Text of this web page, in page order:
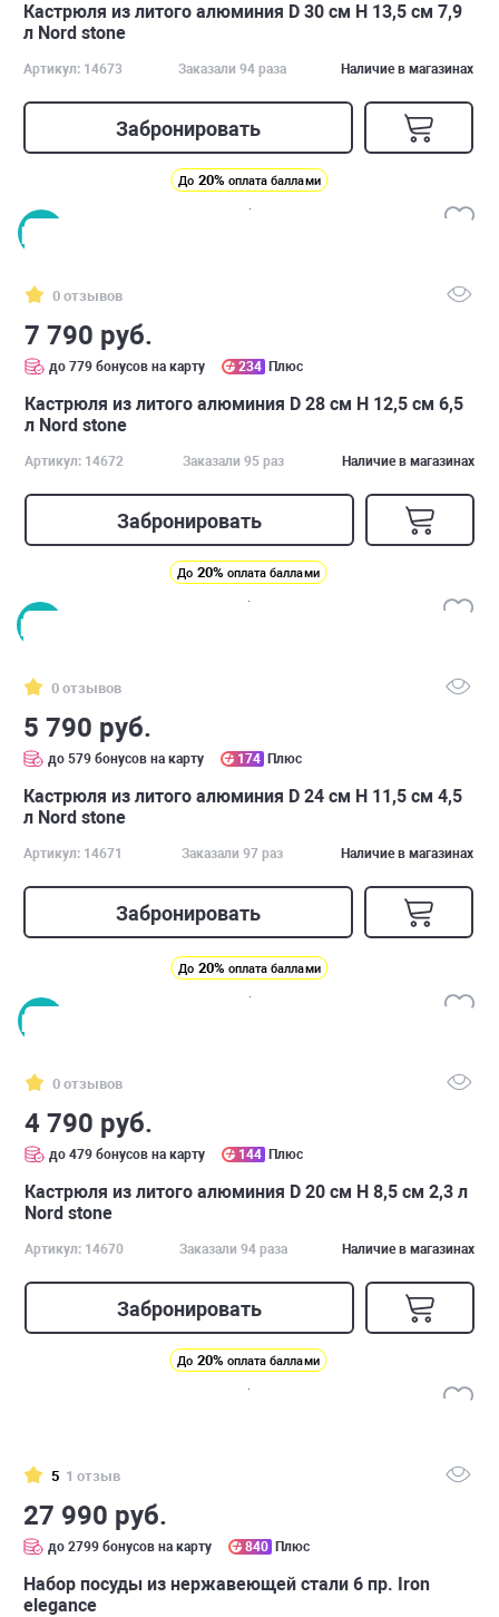
Кастрюля из литого алюминия D 30 см H 13,5 см 7,9
л Nord stone
Артикул: 14673 Заказали 94 раза Наличие в магазинах
Забронировать
До 20% оплата баллами
0 отзывов
7 790 руб.
до 779 бонусов на карту 234 Плюс
Кастрюля из литого алюминия D 28 см H 12,5 см 6,5
л Nord stone
Артикул: 14672 Заказали 95 раз Наличие в магазинах
Забронировать
До 20% оплата баллами
0 отзывов
5 790 руб.
до 579 бонусов на карту 174 Плюс
Кастрюля из литого алюминия D 24 см H 11,5 см 4,5
л Nord stone
Артикул: 14671 Заказали 97 раз Наличие в магазинах
Забронировать
До 20% оплата баллами
0 отзывов
4 790 руб.
до 479 бонусов на карту 144 Плюс
Кастрюля из литого алюминия D 20 см H 8,5 см 2,3 л
Nord stone
Артикул: 14670 Заказали 94 раза Наличие в магазинах
Забронировать
До 20% оплата баллами
5 1 отзыв
27 990 руб.
до 2799 бонусов на карту 840 Плюс
Набор посуды из нержавеющей стали 6 пр. Iron
elegance